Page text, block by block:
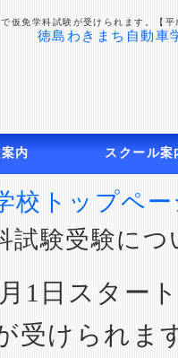
仮免学科試験が受けられます。
内
教習所マップ
スクール案
教習所概要
周辺マップ
交通安全への取
校トップペ
試験受験につ
月1日スター
受けられま